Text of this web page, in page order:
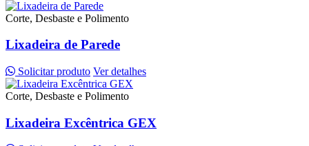
Corte, Desbaste e Polimento
Lixadeira de Parede
Solicitar produto Ver detalhes
Corte, Desbaste e Polimento
Lixadeira Excêntrica GEX